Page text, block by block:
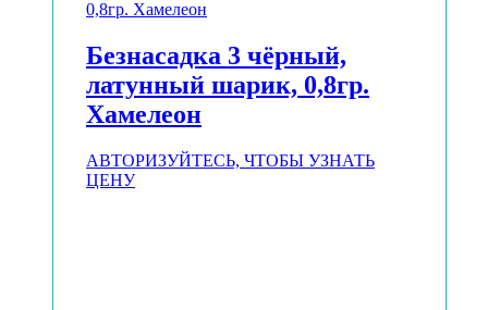
Безнасадка 3 чёрный,
латунный шарик, 0,8гр.
Хамелеон
АВТОРИЗУЙТЕСЬ, ЧТОБЫ УЗНАТЬ
ЦЕНУ